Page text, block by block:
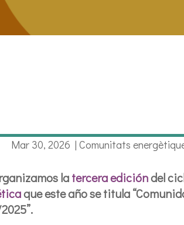
Mar 30, 2026 | Comunitats
latercera edicióndel
que este año se titula